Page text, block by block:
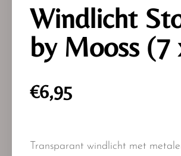
Windlicht
by Mooss (7
€6,95
Transparant windlicht met